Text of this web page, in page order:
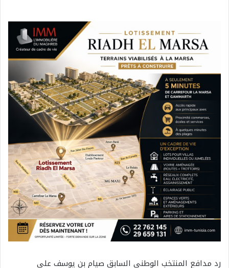
رد مدافع المنتخب الوطني السابق صيام بن يوسف على